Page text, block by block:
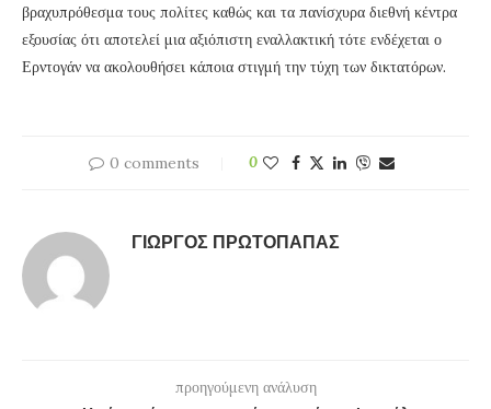
βραχυπρόθεσμα τους πολίτες καθώς και τα πανίσχυρα διεθνή κέντρα
εξουσίας ότι αποτελεί μια αξιόπιστη εναλλακτική τότε ενδέχεται ο
Ερντογάν να ακολουθήσει κάποια στιγμή την τύχη των δικτατόρων.
0 comments 0
ΓΙΏΡΓΟΣ ΠΡΩΤΌΠΑΠΑΣ
προηγούμενη ανάλυση